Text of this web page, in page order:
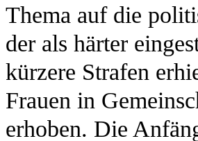
Thema auf die
der als härter
kürzere Strafen
Frauen in
erhoben. Die